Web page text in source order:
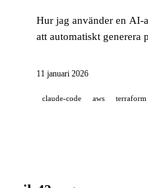
Hur jag använder en AI-
att automatiskt generera
11 januari 2026
claude-code aws terraform